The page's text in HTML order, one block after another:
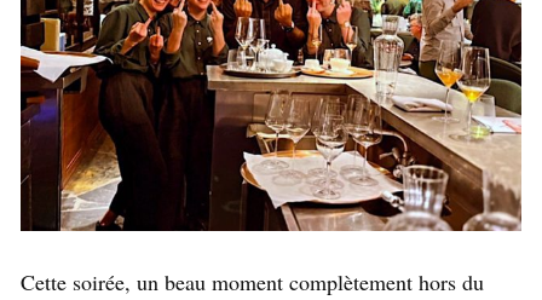
Cette soirée, un beau moment complètement hors du